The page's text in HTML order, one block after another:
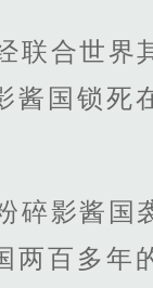
联合世界
酱国锁死
碎影酱国
两百多年